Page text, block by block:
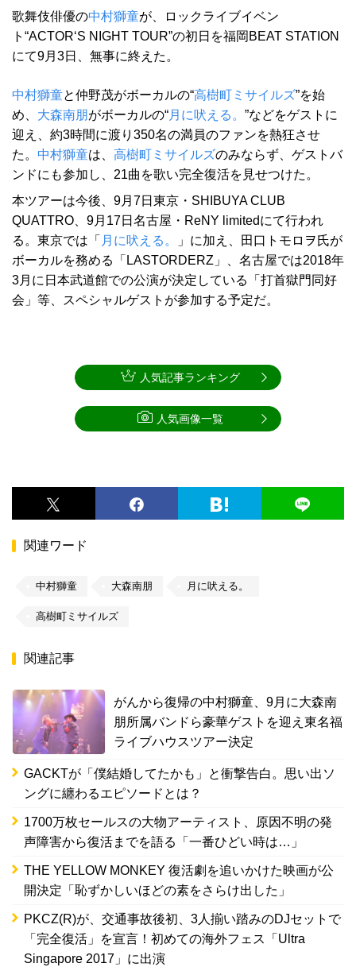
歌舞伎俳優の中村獅童が、ロックライブイベン
ト“ACTOR‘S NIGHT TOUR”の初日を福岡BEAT STATION
にて9月3日、無事に終えた。
中村獅童と仲野茂がボーカルの“高樹町ミサイルズ”を始
め、 大森南朋がボーカルの“月に吠える。 ”などをゲストに
迎え、約3時間に渡り350名の満員のファンを熱狂させ
た。 中村獅童は、 高樹町ミサイルズのみならず、ゲストバ
ンドにも参加し、21曲を歌い完全復活を見せつけた。
本ツアーは今後、9月7日東京・SHIBUYA CLUB
QUATTRO、9月17日名古屋・ReNY limitedにて行われ
る。東京では「 月に吠える。
」に加え、田口トモロヲ氏が
ボーカルを務める「LASTORDERZ」、名古屋では2018年
3月に日本武道館での公演が決定している「打首獄門同好
会」等、スペシャルゲストが参加する予定だ。
関連ワード
中村獅童 大森南朋 月に吠える。
高樹町ミサイルズ
関連記事
がんから復帰の中村獅童、9月に大森南
朋所属バンドら豪華ゲストを迎え東名福
ライブハウスツアー決定
GACKTが「僕結婚してたかも」と衝撃告白。思い出ソ
ングに纏わるエピソードとは？
1700万枚セールスの大物アーティスト、原因不明の発
声障害から復活までを語る「一番ひどい時は…」
THE YELLOW MONKEY 復活劇を追いかけた映画が公
開決定「恥ずかしいほどの素をさらけ出した」
PKCZ(R)が、交通事故後初、3人揃い踏みのDJセットで
「完全復活」を宣言！初めての海外フェス「Ultra
Singapore 2017」に出演
人気記事ランキング
人気画像一覧